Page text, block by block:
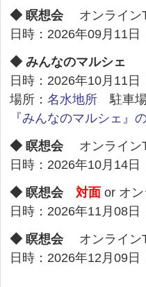
◆ 瞑想会オンライン
日時：2026年09月11
◆ みんなのマルシェ
日時：2026年10月11日
場所： 名水地所 駐車場
『みんなのマルシェ』
◆ 瞑想会オンライン
日時：2026年10月14日
◆ 瞑想会
対面 or オン
日時：2026年11月08日
◆ 瞑想会オンライン
日時：2026年12月09